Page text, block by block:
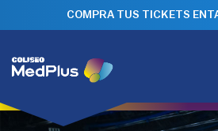
COMPRA TUS TICKETS EN